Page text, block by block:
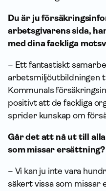
Du är ju
arbetsgivarens sida,
med dina fackliga
– Ett fantastiskt
arbets­miljö­utbildningen
Kommunals
positivt att de fackliga
sprider kunskap om
Går det att nå ut till
som missar ersättning?
– Vi kan ju inte vara
säkert vissa som missar